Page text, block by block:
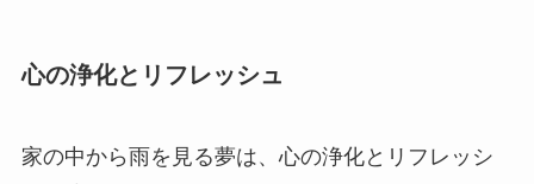
心の浄化とリフレッシュ
家の中から雨を見る夢は、心の浄化とリフレッシ